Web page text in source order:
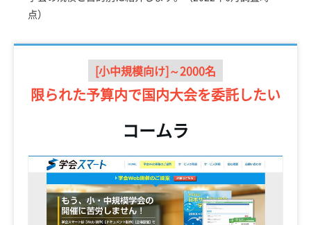
点）
[小中規模向け]～2000名
限られた予算内で国内大会を委託したい
コームラ